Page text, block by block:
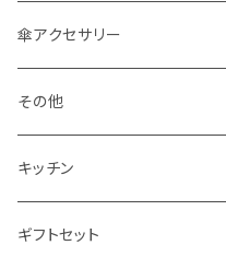
ティーポット
皿
箸
グラス
傘アクセサリー
その他
キッチン
ギフトセット